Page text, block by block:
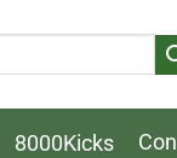
8000Kicks